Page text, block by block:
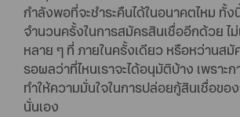
กำลังพอที่จะชำระคืนได้ในอนาคตไหม ทั้
จำนวนครั้งในการสมัครสินเชื่ออีกด้วย ไ
หลาย ๆ ที่ ภายในครั้งเดียว หรือหว่านสมั
รอผลว่าที่ไหนเราจะได้อนุมัติบ้าง เพราะ
ทำให้ความมั่นใจในการปล่อยกู้สินเชื่อขอ
นั่นเอง